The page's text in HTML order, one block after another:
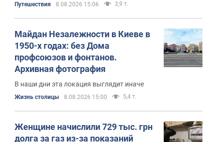
Путешествия 8.08.2026 15:06 3,9 т.
Майдан Незалежности в Киеве в
1950-х годах: без Дома
профсоюзов и фонтанов.
Архивная фотография
В наши дни эта локация выглядит иначе
Жизнь столицы 8.08.2026 15:00 5,4 т.
Женщине начислили 729 тыс. грн
долга за газ из-за показаний